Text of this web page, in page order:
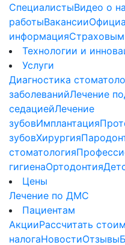
СпециалистыВидео о
работыВакансии
информация
Технологии и
Услуги
Диагностика
заболеванийЛечение
седациейЛечение
зубовИмплантация
зубовХирургия
стоматология
гигиенаОртодонтия
Цены
Лечение по ДМС
Пациентам
АкцииРассчитать
налогаНовостиОтзывы